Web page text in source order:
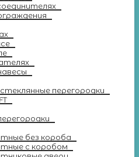
перегородки
без короба
с коробом